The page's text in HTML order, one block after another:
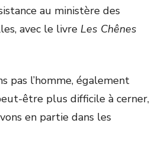
au ministère des
avec le livre Les Chênes
pas l’homme, également
être plus difficile à cerner,
en partie dans les